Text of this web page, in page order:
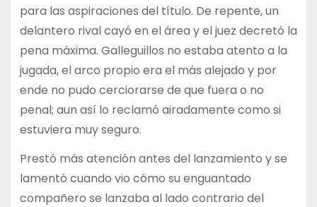
para las aspiraciones del título. De repente, un
delantero rival cayó en el área y el juez decretó la
pena máxima. Galleguillos no estaba atento a la
jugada, el arco propio era el más alejado y por
ende no pudo cerciorarse de que fuera o no
penal; aun así lo reclamó airadamente como si
estuviera muy seguro.
Prestó más atención antes del lanzamiento y se
lamentó cuando vio cómo su enguantado
compañero se lanzaba al lado contrario del